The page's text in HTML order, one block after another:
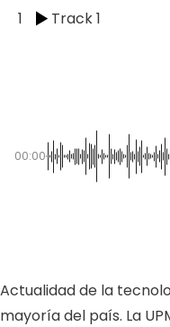
1 Track 1
00:00
Actualidad de la
mayoría del país. La